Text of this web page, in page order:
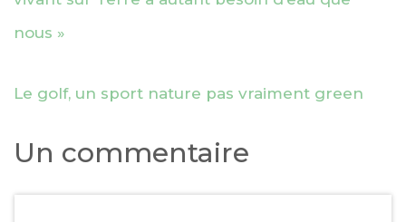
nous »
Le golf, un sport nature pas vraiment green
Un commentaire